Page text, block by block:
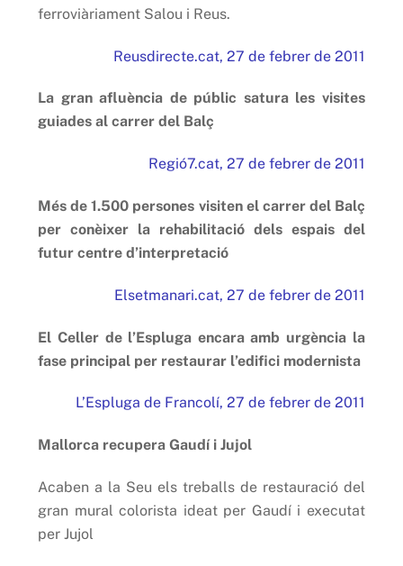
ferroviàriament Salou i Reus.
Reusdirecte.cat, 27 de febrer de 2011
La gran afluència de públic satura les visites
guiades al carrer del Balç
Regió7.cat, 27 de febrer de 2011
Més de 1.500 persones visiten el carrer del Balç
per conèixer la rehabilitació dels espais del
futur centre d’interpretació
Elsetmanari.cat, 27 de febrer de 2011
El Celler de l’Espluga encara amb urgència la
fase principal per restaurar l’edifici modernista
L’Espluga de Francolí, 27 de febrer de 2011
Mallorca recupera Gaudí i Jujol
Acaben a la Seu els treballs de restauració del
gran mural colorista ideat per Gaudí i executat
per Jujol